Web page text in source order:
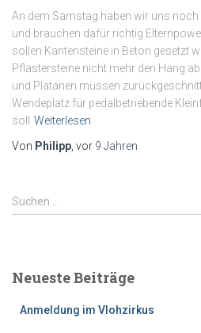
An dem Samstag haben wir uns
und brauchen dafür richtig
sollen Kantensteine in Beton gesetzt
Pflastersteine nicht mehr den Hang
und Platanen müssen
Wendeplatz für pedalbetriebende
soll
Weiterlesen
Von Philipp, vor 9 Jahren
S
u
n
Suchen …
Neueste Beiträge
Anmeldung im Vlohzirkus